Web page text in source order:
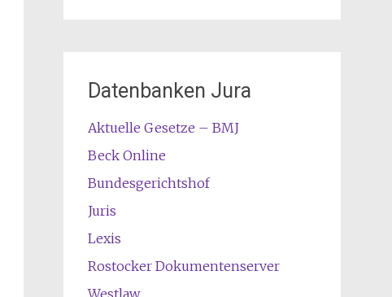
Datenbanken Jura
Aktuelle Gesetze – BMJ
Beck Online
Bundesgerichtshof
Juris
Lexis
Rostocker Dokumentenserver
Westlaw